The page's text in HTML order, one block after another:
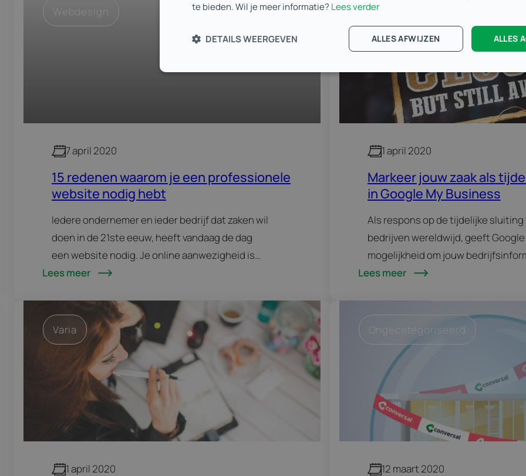
Webdesign
7 april 2020
15 redenen waarom je een professionele
website nodig hebt
Iedere ondernemer en ieder bedrijf dat zaken wil
doen in de 21ste eeuw, heeft vandaag de dag
een website nodig. Je online aanwezigheid is
belangrijk, gezien het gewone leven zich, zeker nu,
Lees meer
Varia
1 april 2020
Markeer jouw zaak als
in Google My Business
Als respons op de tijdelijke sluiting
bedrijven wereldwijd, geeft Google
mogelijkheid om jouw
Je hebt momenteel een optie
Lees meer
Varia
1 april 2020
Ongecategoriseerd
12 maart 2020
te bieden. Wil je meer informatie? Lees verder
ALLES
ALLES AFWIJZEN
DETAILS WEERGEVEN